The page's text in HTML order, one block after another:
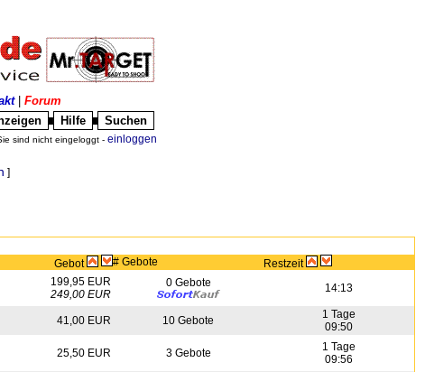
| Forum
Hilfe Suchen
sind nicht eingeloggt - einloggen
]
Gebot # Gebote Restzeit
199,95 EUR
249,00 EUR
0 Gebote 14:13
41,00 EUR 10 Gebote
1 Tage
09:50
25,50 EUR 3 Gebote
1 Tage
09:56